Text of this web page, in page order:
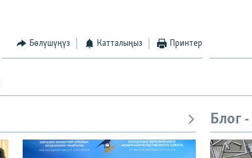
Бөлүшүңүз Катталыңыз Принтер
Блог